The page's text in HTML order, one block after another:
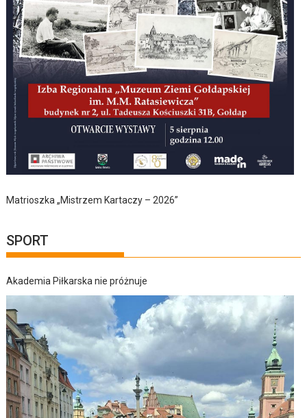
Matrioszka „Mistrzem Kartaczy – 2026”
SPORT
Akademia Piłkarska nie próżnuje